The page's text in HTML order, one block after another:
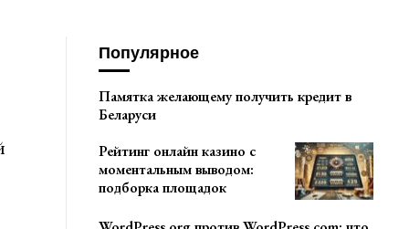
Популярное
Памятка желающему получить кредит в
Беларуси
Рейтинг онлайн казино с
моментальным выводом:
подборка площадок